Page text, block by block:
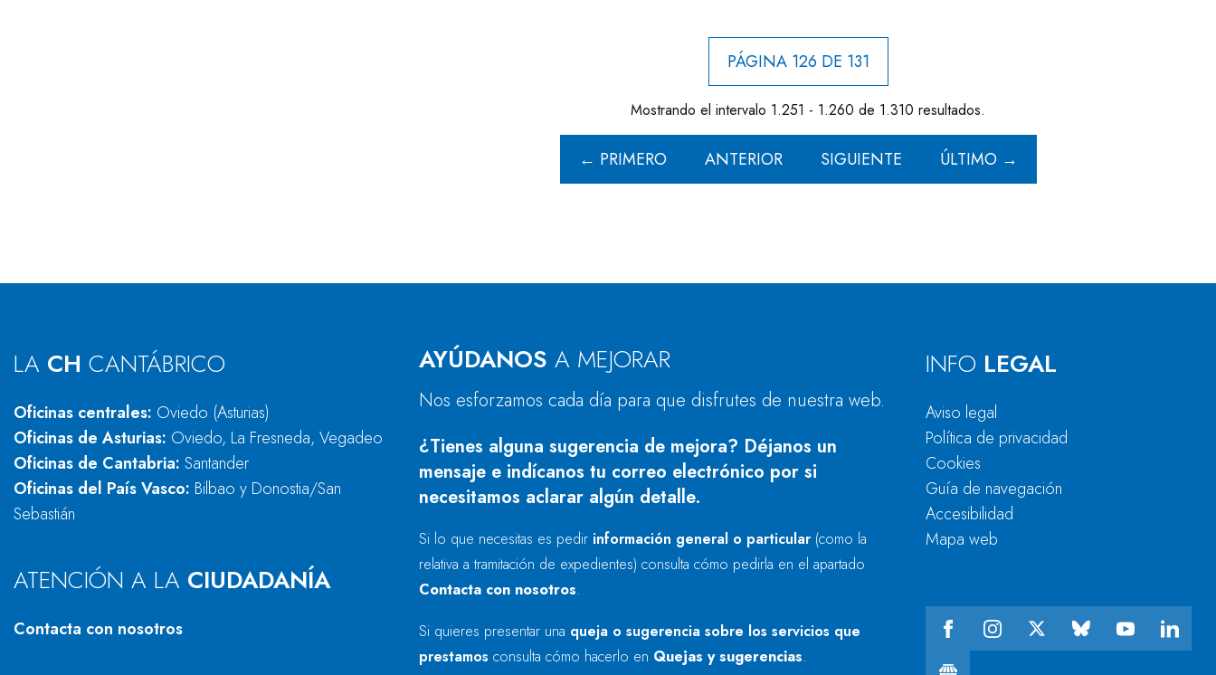
PÁGINA 126 DE 131
Mostrando el intervalo 1.251 - 1.260 de 1.310 resultados.
← PRIMERO ANTERIOR SIGUIENTE ÚLTIMO →
LA CH CANTÁBRICO
Oficinas centrales: Oviedo (Asturias)
Oficinas de Asturias: Oviedo, La Fresneda, Vegadeo
Oficinas de Cantabria: Santander
Oficinas del País Vasco: Bilbao y Donostia/San
Sebastián
ATENCIÓN A LA CIUDADANÍA
Contacta con nosotros
AYÚDANOS A MEJORAR
Nos esforzamos cada día para que disfrutes de nuestra web.
¿Tienes alguna sugerencia de mejora? Déjanos un
mensaje e indícanos tu correo electrónico por si
necesitamos aclarar algún detalle.
Si lo que necesitas es pedir información general o particular (como la
relativa a tramitación de expedientes) consulta cómo pedirla en el apartado
Contacta con nosotros.
Si quieres presentar una queja o sugerencia sobre los servicios que
prestamos consulta cómo hacerlo en Quejas y sugerencias.
INFO LEGAL
Aviso legal
Política de privacidad
Cookies
Guía de navegación
Accesibilidad
Mapa web